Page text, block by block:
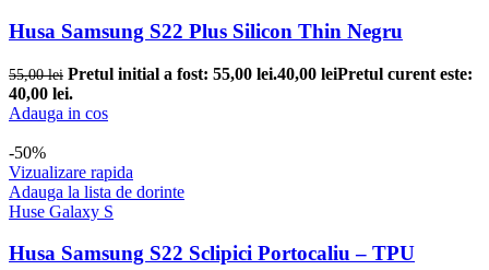
Husa Samsung S22 Plus Silicon Thin Negru
55,00lei Pretul initial a fost: 55,00 lei.40,00 leiPretul curent este:
40,00 lei.
Adauga in cos
-50%
Vizualizare rapida
Adauga la lista de dorinte
Huse Galaxy S
Husa Samsung S22 Sclipici Portocaliu – TPU